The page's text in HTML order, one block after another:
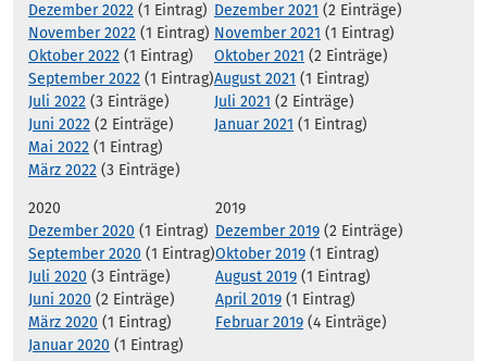
Dezember 2022 (1 Eintrag)
November 2022 (1 Eintrag)
Oktober 2022 (1 Eintrag)
September 2022 (1 Eintrag)
Juli 2022 (3 Einträge)
Juni 2022 (2 Einträge)
Mai 2022 (1 Eintrag)
März 2022 (3 Einträge)
Dezember 2021 (2 Einträge)
November 2021 (1 Eintrag)
Oktober 2021 (2 Einträge)
August 2021 (1 Eintrag)
Juli 2021 (2 Einträge)
Januar 2021 (1 Eintrag)
2020
Dezember 2020 (1 Eintrag)
September 2020 (1 Eintrag)
Juli 2020 (3 Einträge)
Juni 2020 (2 Einträge)
März 2020 (1 Eintrag)
Januar 2020 (1 Eintrag)
2019
Dezember 2019 (2 Einträge)
Oktober 2019 (1 Eintrag)
August 2019 (1 Eintrag)
April 2019 (1 Eintrag)
Februar 2019 (4 Einträge)